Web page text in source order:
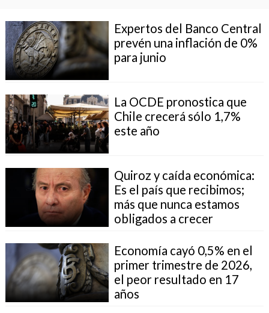
Expertos del Banco Central
prevén una inflación de 0%
para junio
La OCDE pronostica que
Chile crecerá sólo 1,7%
este año
Quiroz y caída económica:
Es el país que recibimos;
más que nunca estamos
obligados a crecer
Economía cayó 0,5% en el
primer trimestre de 2026,
el peor resultado en 17
años